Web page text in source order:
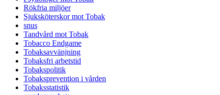
Rökfria miljöer
Sjuksköterskor mot Tobak
snus
Tandvård mot Tobak
Tobacco Endgame
Tobaksavvänjning
Tobaksfri arbetstid
Tobakspolitik
Tobaksprevention i vården
Tobaksstatistik